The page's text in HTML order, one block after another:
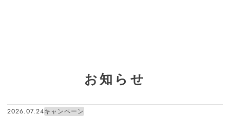
お知らせ
2026.07.24キャンペーン